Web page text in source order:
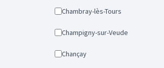
Chambray-lès-Tours
Champigny-sur-Veude
Chançay